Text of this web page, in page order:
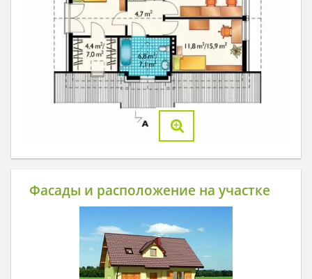
Фасады и расположение на участке